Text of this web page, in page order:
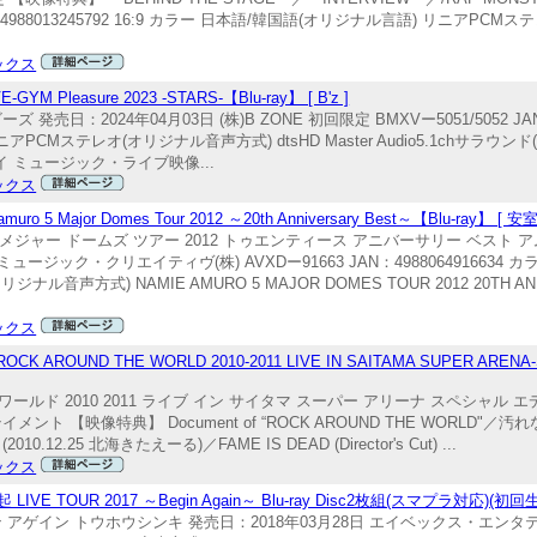
16:9 カラー 日本語/韓国語(オリジナル言語) リニアPCMス
クス
GYM Pleasure 2023 -STARS-【Blu-ray】 [ B'z ]
ズ 発売日：2024年04月03日 (株)B ZONE 初回限定 BMXVー5051/5052
PCMステレオ(オリジナル音声方式) dtsHD Master Audio5.1chサラウン
ミュージック・ライブ映像...
クス
5 Major Domes Tour 2012 ～20th Anniversary Best～【Blu-ray】 [ 安
ジャー ドームズ ツアー 2012 トゥエンティース アニバーサリー ベスト
ュージック・クリエイティヴ(株) AVXDー91663 JAN：4988064916634 カ
ジナル音声方式) NAMIE AMURO 5 MAJOR DOMES TOUR 2012 20TH
クス
AROUND THE WORLD 2010-2011 LIVE IN SAITAMA SUPER
ールド 2010 2011 ライブ イン サイタマ スーパー アリーナ スペシャル エ
メント 【映像特典】 Document of “ROCK AROUND THE WORLD"／汚
北海きたえーる)／FAME IS DEAD (Director's Cut) ...
クス
LIVE TOUR 2017 ～Begin Again～ Blu-ray Disc2枚組(スマプラ対応)(初回
ゲイン トウホウシンキ 発売日：2018年03月28日 エイベックス・エンタ